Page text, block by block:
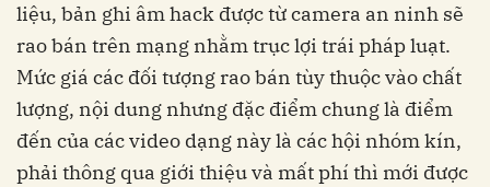
liệu, bản ghi âm hack được từ camera an ninh sẽ
rao bán trên mạng nhằm trục lợi trái pháp luạt.
Mức giá các đối tượng rao bán tùy thuộc vào chất
lượng, nội dung nhưng đặc điểm chung là điểm
đến của các video dạng này là các hội nhóm kín,
phải thông qua giới thiệu và mất phí thì mới được